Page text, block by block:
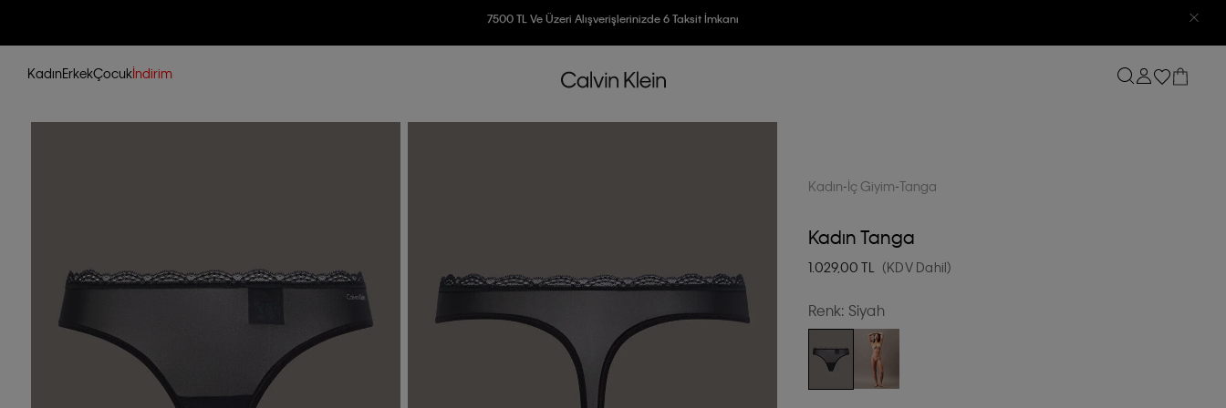
7500 TL Ve Üzeri Alışverişlerinizde 6 Taksit İmkanı
KadınErkekÇocukİndirim
Kadın İç Giyim Tanga
Kadın Tanga
1.029,00 TL (KDV Dahil)
Renk: Siyah